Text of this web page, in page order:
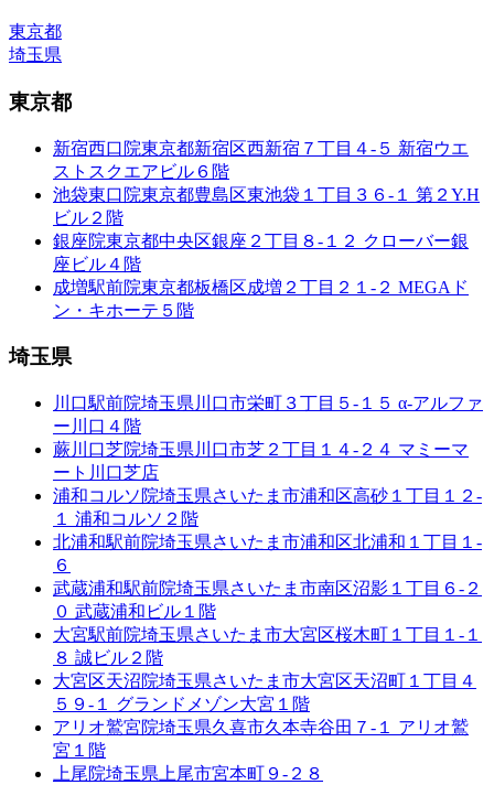
東京都
埼玉県
東京都
新宿西口院東京都新宿区西新宿７丁目４-５ 新宿ウエ
ストスクエアビル６階
池袋東口院東京都豊島区東池袋１丁目３６-１ 第２Y.H
ビル２階
銀座院東京都中央区銀座２丁目８-１２ クローバー銀
座ビル４階
成増駅前院東京都板橋区成増２丁目２１-２ MEGAド
ン・キホーテ５階
埼玉県
川口駅前院埼玉県川口市栄町３丁目５-１５ α-アルファ
ー川口４階
蕨川口芝院埼玉県川口市芝２丁目１４-２４ マミーマ
ート川口芝店
浦和コルソ院埼玉県さいたま市浦和区高砂１丁目１２-
１ 浦和コルソ２階
北浦和駅前院埼玉県さいたま市浦和区北浦和１丁目１-
６
武蔵浦和駅前院埼玉県さいたま市南区沼影１丁目６-２
０ 武蔵浦和ビル１階
大宮駅前院埼玉県さいたま市大宮区桜木町１丁目１-１
８ 誠ビル２階
大宮区天沼院埼玉県さいたま市大宮区天沼町１丁目４
５９-１ グランドメゾン大宮１階
アリオ鷲宮院埼玉県久喜市久本寺谷田７-１ アリオ鷲
宮１階
上尾院埼玉県上尾市宮本町９-２８